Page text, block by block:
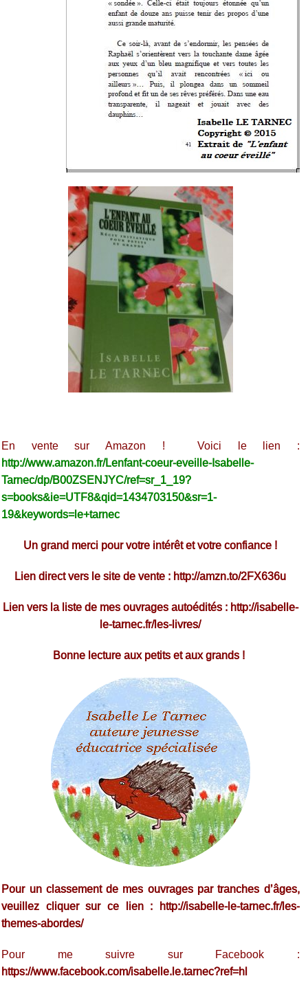
En vente sur Amazon ! Voici le lien :
http://www.amazon.fr/Lenfant-coeur-eveille-Isabelle-
Tarnec/dp/B00ZSENJYC/ref=sr_1_19?
s=books&ie=UTF8&qid=1434703150&sr=1-
19&keywords=le+tarnec
Un grand merci pour votre intérêt et votre confiance !
Lien direct vers le site de vente : http://amzn.to/2FX636u
Lien vers la liste de mes ouvrages autoédités : http://isabelle-
le-tarnec.fr/les-livres/
Bonne lecture aux petits et aux grands !
Pour un classement de mes ouvrages par tranches d’âges,
veuillez cliquer sur ce lien :
http://isabelle-le-tarnec.fr/les-
themes-abordes/
Pour me suivre sur Facebook :
https://www.facebook.com/isabelle.le.tarnec?ref=hl